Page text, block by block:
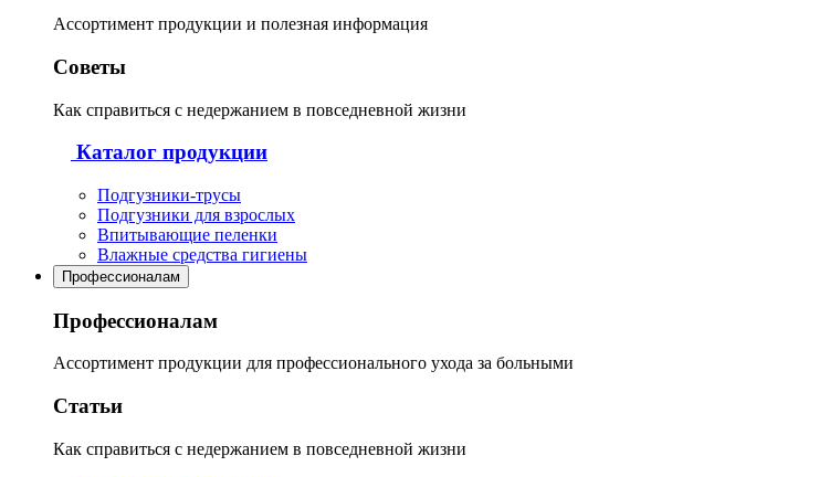
Ассортимент продукции и полезная информация
Советы
Как справиться с недержанием в повседневной жизни
Каталог продукции
Подгузники-трусы
Подгузники для взрослых
Впитывающие пеленки
Влажные средства гигиены
Профессионалам
Профессионалам
Ассортимент продукции для профессионального ухода за больными
Статьи
Как справиться с недержанием в повседневной жизни